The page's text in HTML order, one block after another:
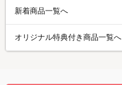
新着商品一覧へ
オリジナル特典付き商品一覧へ